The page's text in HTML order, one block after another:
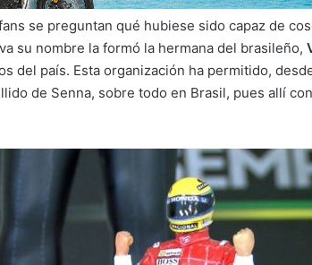
se preguntan qué hubiese sido capaz de
su nombre la formó la hermana del brasileño,
del país. Esta organización ha permitido,
de Senna, sobre todo en Brasil, pues allí